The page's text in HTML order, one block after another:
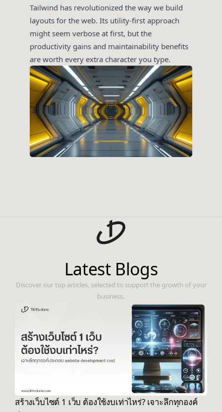
Tailwind has revolutionized the way we build
layouts for the web. Its utility-first approach
might seem verbose at first, but the
productivity gains and maintainability benefits
are worth every extra character you type.
Latest Blogs
Discover our top articles, selected to support the growth of your
business.
สร้างเว็บไซต์ 1 เว็บ ต้องใช้งบเท่าไหร่? เจาะลึกทุกองค์